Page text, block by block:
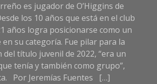
es jugador de O’Higgins de
los 10 años que está en el club
años logra posicionarse como un
su categoría. Fue pilar para la
del título juvenil de 2022, “era un
tenía y también como grupo”,
Por Jeremías Fuentes […]